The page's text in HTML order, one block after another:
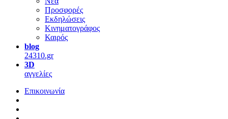
Προσφορές
Εκδηλώσεις
Κινηματογράφος
Καιρός
blog
24310.gr
3D
αγγελίες
Επικοινωνία